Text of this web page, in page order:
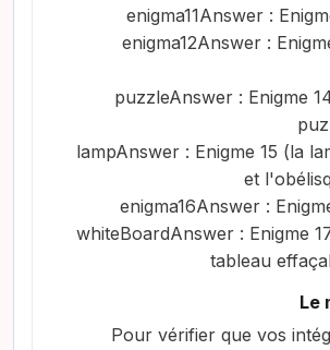
enigma11Answer :
enigma12Answer :
puzzleAnswer : Enigme
lampAnswer : Enigme 15 (la
et
enigma16Answer :
whiteBoardAnswer : Enigme
tableau
Le
Pour vérifier que vos